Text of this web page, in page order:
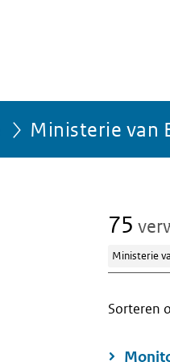
Ministerie van
75
Ministerie
Sorteren